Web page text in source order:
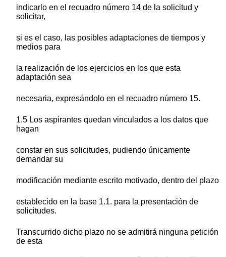
indicarlo en el recuadro número 14 de la solicitud y
solicitar,
si es el caso, las posibles adaptaciones de tiempos y
medios para
la realización de los ejercicios en los que esta
adaptación sea
necesaria, expresándolo en el recuadro número 15.
1.5 Los aspirantes quedan vinculados a los datos que
hagan
constar en sus solicitudes, pudiendo únicamente
demandar su
modificación mediante escrito motivado, dentro del plazo
establecido en la base 1.1. para la presentación de
solicitudes.
Transcurrido dicho plazo no se admitirá ninguna petición
de esta